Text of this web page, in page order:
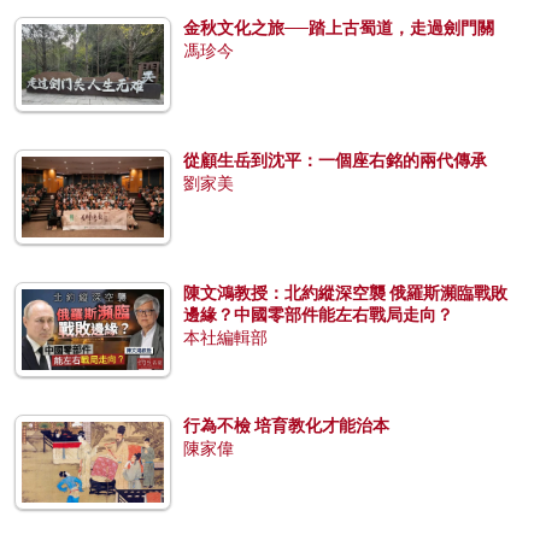
金秋文化之旅──踏上古蜀道，走過劍門關
馮珍今
從顧生岳到沈平：一個座右銘的兩代傳承
劉家美
陳文鴻教授：北約縱深空襲 俄羅斯瀕臨戰敗
邊緣？中國零部件能左右戰局走向？
本社編輯部
行為不檢 培育教化才能治本
陳家偉